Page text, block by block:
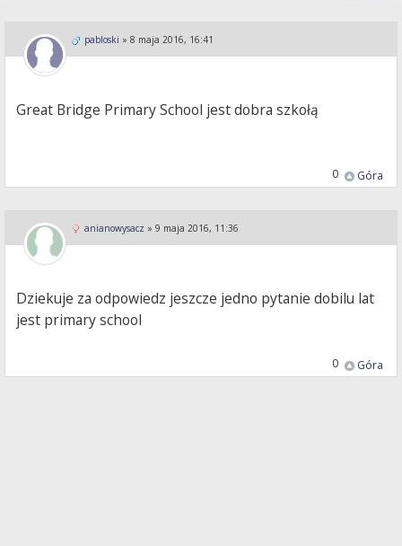
pabloski » 8 maja 2016, 16:41
Great Bridge Primary School jest dobra szkołą
Góra
0
anianowysacz » 9 maja 2016, 11:36
Dziekuje za odpowiedz jeszcze jedno pytanie dobilu lat
jest primary school
Góra
0